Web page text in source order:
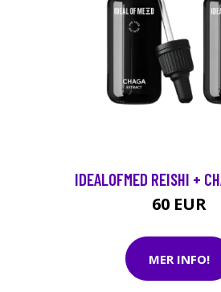
IDEALOFMED REISHI +
60 EUR
MER INFO!